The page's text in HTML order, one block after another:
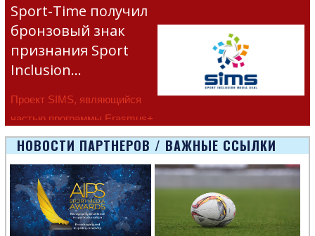
Sport-Time получил
бронзовый знак
признания Sport
Inclusion…
Проект SIMS, являющийся
частью программы Erasmus+
Европейско
НОВОСТИ ПАРТНЕРОВ / ВАЖНЫЕ ССЫЛКИ